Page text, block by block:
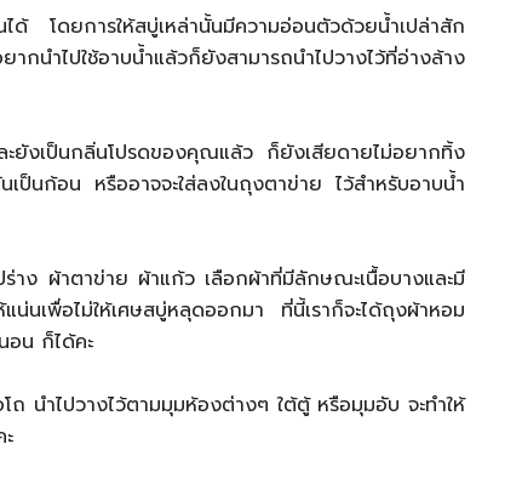
สบาย(ดอท)คอม
ด้ โดยการให้สบู่เหล่านั้นมีความอ่อนตัวด้วยน้ำเปล่าสัก
นำไปใช้อาบน้ำแล้วก็ยังสามารถนำไปวางไว้ที่อ่างล้าง
ยังเป็นกลิ่นโปรดของคุณแล้ว ก็ยังเสียดายไม่อยากทิ้ง
ป็นก้อน หรืออาจจะใส่ลงในถุงตาข่าย ไว้สำหรับอาบน้ำ
ร่าง ผ้าตาข่าย ผ้าแก้ว เลือกผ้าที่มีลักษณะเนื้อบางและมี
นเพื่อไม่ให้เศษสบู่หลุดออกมา ที่นี้เราก็จะได้ถุงผ้าหอม
อน ก็ได้คะ
ถ นำไปวางไว้ตามมุมห้องต่างๆ ใต้ตู้ หรือมุมอับ จะทำให้